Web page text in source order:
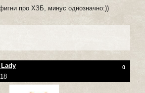
про ХЗБ, минус однозначно:))
0